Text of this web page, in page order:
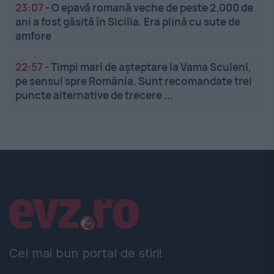
23:07 -O epavă romană veche de peste 2.000 de
ani a fost găsită în Sicilia. Era plină cu sute de
amfore
22:57 -Timpi mari de așteptare la Vama Sculeni,
pe sensul spre România. Sunt recomandate trei
puncte alternative de trecere ...
Cel mai bun portal de stiri!
Linkuri utile